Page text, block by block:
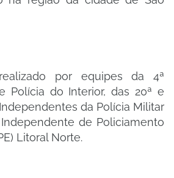
por equipes da 4ª
Polícia do Interior, das 20ª e
da Polícia Militar
de Policiamento
Litoral Norte.